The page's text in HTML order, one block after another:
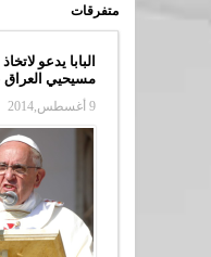
متفرقات
البابا يدعو
مسيحيي العراق
9 أغسطس,2014